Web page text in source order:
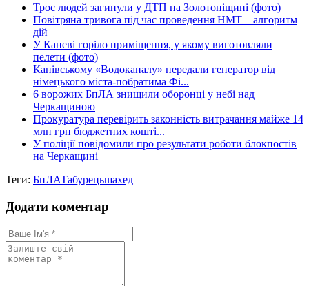
Троє людей загинули у ДТП на Золотоніщині (фото)
Повітряна тривога під час проведення НМТ – алгоритм
дій
У Каневі горіло приміщення, у якому виготовляли
пелети (фото)
Канівському «Водоканалу» передали генератор від
німецького міста-побратима Фі...
6 ворожих БпЛА знищили оборонці у небі над
Черкащиною
Прокуратура перевірить законність витрачання майже 14
млн грн бюджетних кошті...
У поліції повідомили про результати роботи блокпостів
на Черкащині
Теги: БпЛАТабурецьшахед
Додати коментар